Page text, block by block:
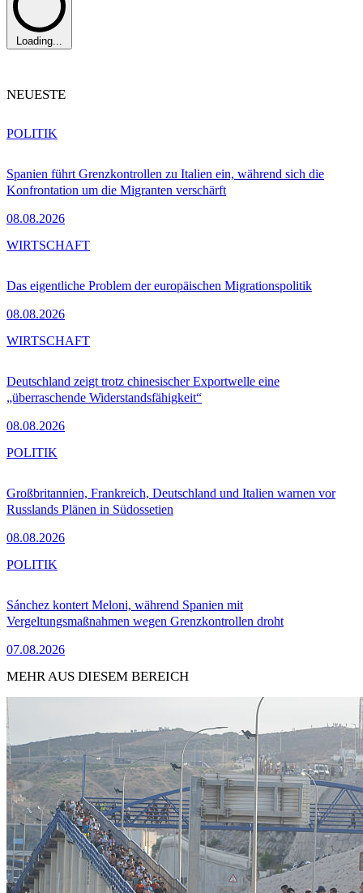
Loading...
NEUESTE
Spanien führt Grenzkontrollen zu Italien ein, während sich die
Konfrontation um die Migranten verschärft
08.08.2026
POLITIK
Das eigentliche Problem der europäischen Migrationspolitik
08.08.2026
WIRTSCHAFT
Deutschland zeigt trotz chinesischer Exportwelle eine
„überraschende Widerstandsfähigkeit“
08.08.2026
WIRTSCHAFT
Großbritannien, Frankreich, Deutschland und Italien warnen vor
Russlands Plänen in Südossetien
08.08.2026
POLITIK
Sánchez kontert Meloni, während Spanien mit
Vergeltungsmaßnahmen wegen Grenzkontrollen droht
07.08.2026
POLITIK
MEHR AUS DIESEM BEREICH